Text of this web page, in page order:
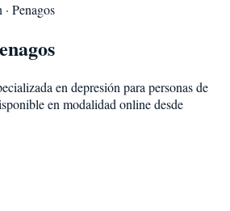
· Penagos
en depresión para personas de
en modalidad online desde